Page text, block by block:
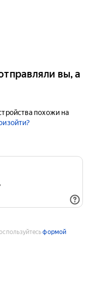
вы, а
похожи на
формой